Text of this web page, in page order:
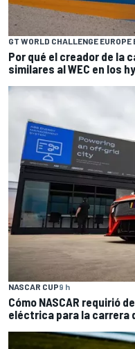
GT WORLD CHALLENGE EUROPE
Por qué el creador de la
similares al WEC en los
NASCAR CUP9 h
Cómo NASCAR requirió
eléctrica para la carrera